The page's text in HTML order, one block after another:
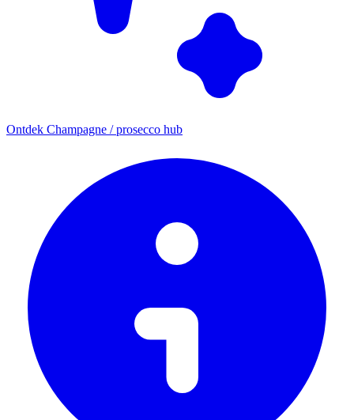
Ontdek Champagne / prosecco hub